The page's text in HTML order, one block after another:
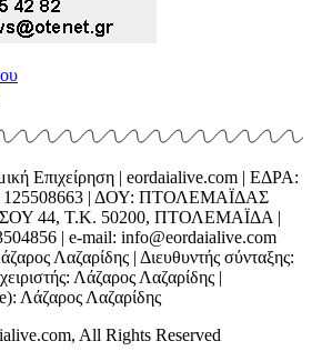
Επιχείρηση | eordaialive.com | ΕΔΡΑ:
| ΔΟΥ: ΠΤΟΛΕΜΑΪΔΑΣ
44, Τ.Κ. 50200, ΠΤΟΛΕΜΑΪΔΑ |
| e-mail: info@eordaialive.com
Λαζαρίδης | Διευθυντής σύνταξης:
Λάζαρος Λαζαρίδης |
Λάζαρος Λαζαρίδης
All Rights Reserved